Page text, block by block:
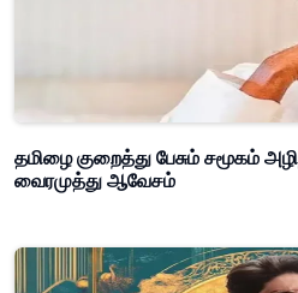
தமிழை குறைத்து பேசும் சமூகம்
வைரமுத்து ஆவேசம்